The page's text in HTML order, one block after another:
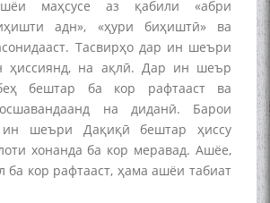
маҳсусе аз қабили «абри
адн», «ҳури биҳиштӣ» ва
Тасвирҳо дар ин шеъри
ҳиссиянд, на ақлӣ. Дар ин шеър
бештар ба кор рафтааст ва
на диданӣ. Барои
шеъри Дақиқӣ бештар ҳиссу
хонанда ба кор меравад. Ашёе,
ба кор рафтааст, ҳама ашёи табиат